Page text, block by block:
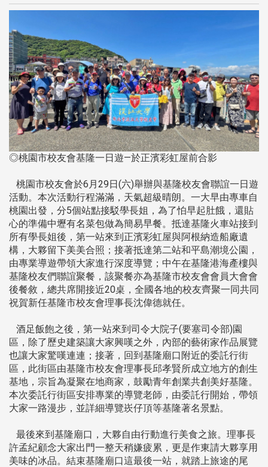
◎桃園市校友會基隆一日遊—於正濱彩虹屋前合影
桃園市校友會於6月29日(六)舉辦與基隆校友會聯誼一日遊
活動。本次活動行程滿滿，天氣超級晴朗。一大早由專車自
桃園出發，分5個站點接駁學長姐，為了怕早起肚餓，還貼
心的準備中壢有名菜包做為簡易早餐。抵達基隆火車站接到
所有學長姐後，第一站來到正濱彩虹屋與阿根納造船廠遺
構，大夥留下美美合照；接著抵達第二站和平島潮境公園，
由專業導遊帶領大家進行深度導覽；中午在基隆港海產樓與
基隆校友們聯誼聚餐，該聚餐亦為基隆市校友會會員大會會
後餐敘，總共席開接近20桌，全國各地的校友齊聚一同共同
祝賀新任基隆市校友會理事長沈偉德就任。
酒足飯飽之後，第一站來到司令大院子(要塞司令部)園
區，除了歷史建築讓大家興嘆之外，內部的藝術家作品展覽
也讓大家驚嘆連連；接著，回到基隆廟口附近的委託行街
區，此街區由基隆市校友會理事長邱孝賢所成立地方的創生
基地，宗旨為凝聚在地商家，鼓勵青年創業共創美好基隆。
本次委託行街區安排專業的導覽老師，由委託行開始，帶領
大家一路漫步，並詳細導覽崁仔頂等基隆著名景點。
最後來到基隆廟口，大夥自由行動進行美食之旅。理事長
許孟紀顧念大家出門一整天稍嫌疲累，更是作東請大夥享用
美味的冰品。結束基隆廟口這最後一站，就踏上旅途的尾